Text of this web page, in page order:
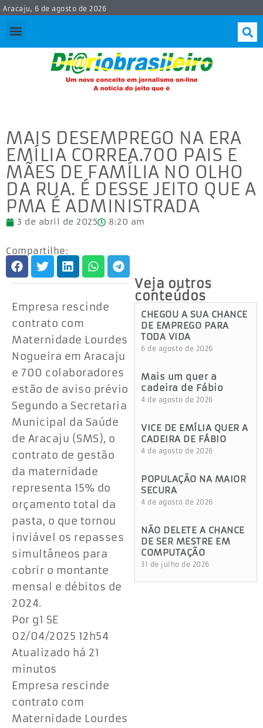
Aracaju, 6 de agosto de 2026
MAIS DESEMPREGO NA ERA
EMÍLIA CORREA.700 PAIS E
MÃES DE FAMÍLIA NO OLHO
DA RUA. É DESSE JEITO QUE A
PMA É ADMINISTRADA
3 de abril de 2025 8:20 am
Compartilhe:
Empresa rescinde
contrato com
Maternidade Lourdes
Nogueira em Aracaju
e 700 colaboradores
estão de aviso prévio
Segundo a Secretaria
Municipal da Saúde
de Aracaju (SMS), o
contrato de gestão
da maternidade
representa 15% do
orçamento total da
pasta, o que tornou
inviável os repasses
simultâneos para
cobrir o montante
mensal e débitos de
2024.
Por g1 SE
02/04/2025 12h54
Atualizado há 21
minutos
Empresa rescinde
contrato com
Maternidade Lourdes
Veja outros
conteúdos
CHEGOU A SUA CHANCE
DE EMPREGO PARA
TODA VIDA
6 de agosto de 2026
Mais um quer a
cadeira de Fábio
4 de agosto de 2026
VICE DE EMÍLIA QUER A
CADEIRA DE FÁBIO
4 de agosto de 2026
POPULAÇÃO NA MAIOR
SECURA
4 de agosto de 2026
NÃO DELETE A CHANCE
DE SER MESTRE EM
COMPUTAÇÃO
31 de julho de 2026